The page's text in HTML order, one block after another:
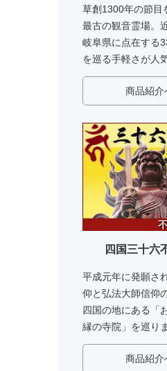
草創1300年の節目
最古の観音霊場。
岐阜県に点在する
を巡る手軽さが人
商品紹介
四国三十六
平成元年に発願さ
仰と弘法大師信仰
四国の地にある「
縁の寺院」を巡り
商品紹介